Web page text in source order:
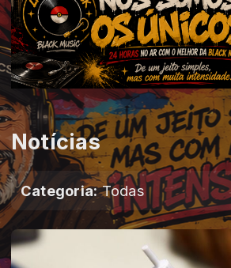
Notícias
Categoria: Todas